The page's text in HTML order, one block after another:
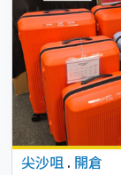
尖沙咀 . 開倉